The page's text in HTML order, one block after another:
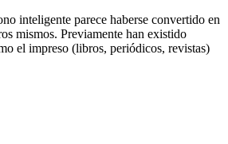
inteligente parece haberse convertido en
mismos. Previamente han existido
el impreso (libros, periódicos, revistas)